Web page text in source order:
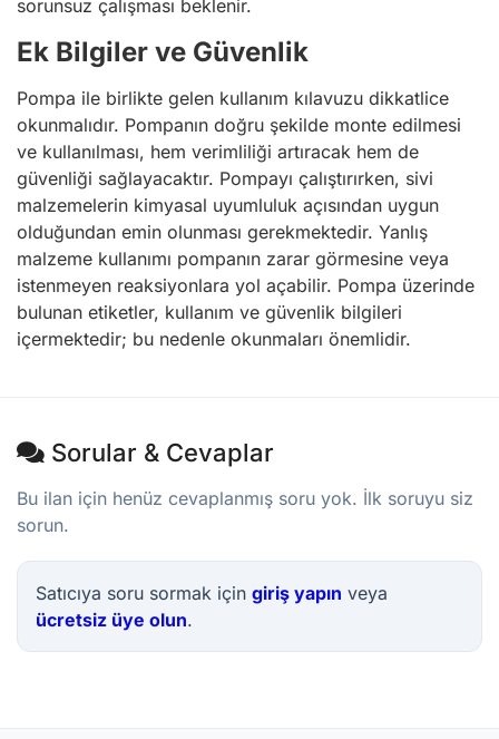
sorunsuz çalışması beklenir.
Ek Bilgiler ve Güvenlik
Pompa ile birlikte gelen kullanım kılavuzu dikkatlice
okunmalıdır. Pompanın doğru şekilde monte edilmesi
ve kullanılması, hem verimliliği artıracak hem de
güvenliği sağlayacaktır. Pompayı çalıştırırken, sivi
malzemelerin kimyasal uyumluluk açısından uygun
olduğundan emin olunması gerekmektedir. Yanlış
malzeme kullanımı pompanın zarar görmesine veya
istenmeyen reaksiyonlara yol açabilir. Pompa üzerinde
bulunan etiketler, kullanım ve güvenlik bilgileri
içermektedir; bu nedenle okunmaları önemlidir.
Sorular & Cevaplar
Bu ilan için henüz cevaplanmış soru yok. İlk soruyu siz
sorun.
Satıcıya soru sormak için giriş yapın veya
ücretsiz üye olun.